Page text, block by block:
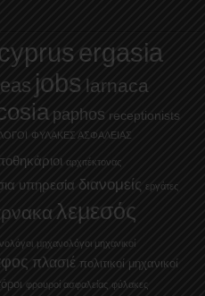
cyprus ergasia
jobs larnaca
paphos receptionists
ΦΥΛΑΚΕΣ ΑΣΦΑΛΕΙΑΣ
αρχιτέκτονας
υπηρεσία διανομείς εργάτες
λεμεσός
μηχανολόγοι μηχανικοί
πλασιέ πολιτικοί μηχανικοί
φρουροί ασφαλείας φύλακες